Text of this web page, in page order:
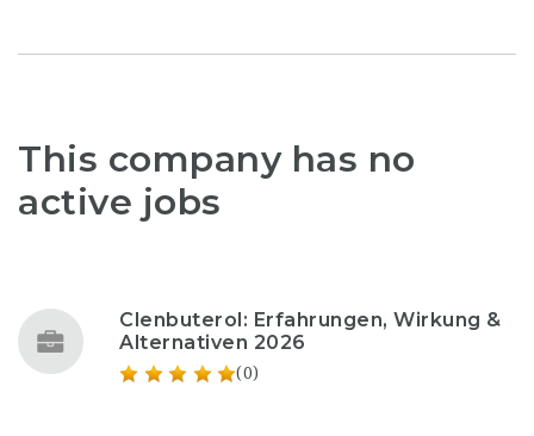
This company has no
active jobs
Clenbuterol: Erfahrungen, Wirkung &
Alternativen 2026
(0)